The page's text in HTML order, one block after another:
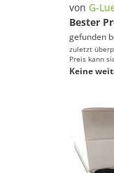
von G-
Bester
gefunden
zuletzt
Preis kann
Keine